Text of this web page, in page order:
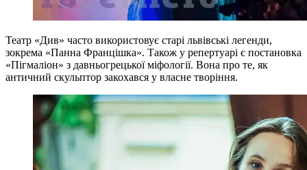
Театр «Див» часто використовує старі львівські легенди,
зокрема «Панна Францішка». Також у репертуарі є постановка
«Пігмаліон» з давньогрецької міфології. Вона про те, як
античний скульптор закохався у власне творіння.